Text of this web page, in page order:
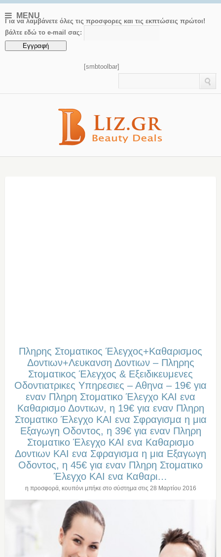
MENU
Για να λαμβάνετε όλες τις προσφορες και τις εκπτώσεις πρώτοι!
βάλτε εδώ το e-mail σας:
[smbtoolbar]
Πληρης Στοματικος Έλεγχος+Καθαρισμος
Δοντιων+Λευκανση Δοντιων – Πληρης
Στοματικος Έλεγχος & Εξειδικευμενες
Οδοντιατρικες Υπηρεσιες – Αθηνα – 19€ για
εναν Πληρη Στοματικο Έλεγχο ΚΑΙ ενα
Καθαρισμο Δοντιων, η 19€ για εναν Πληρη
Στοματικο Έλεγχο ΚΑΙ ενα Σφραγισμα η μια
Εξαγωγη Οδοντος, η 39€ για εναν Πληρη
Στοματικο Έλεγχο ΚΑΙ ενα Καθαρισμο
Δοντιων ΚΑΙ ενα Σφραγισμα η μια Εξαγωγη
Οδοντος, η 45€ για εναν Πληρη Στοματικο
Έλεγχο ΚΑΙ ενα Καθαρι…
η προσφορά, κουπόνι μπήκε στο σύστημα στις 28 Μαρτίου 2016